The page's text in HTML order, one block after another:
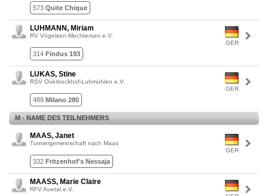
573 Quite Chique
GER
LUHMANN, Miriam
RV Vögelsen-Mechtersen e.V.
314 Findus 193
GER
LUKAS, Stine
RSV Overbeckhof-Luhmühlen e.V.
489 Milano 280
M - NAME DES TEILNEHMERS
GER
MAAS, Janet
Turniergemeinschaft nach Maas
332 Fritzenhof's Nessaja
MAASS, Marie Claire
RFV Auetal e.V.